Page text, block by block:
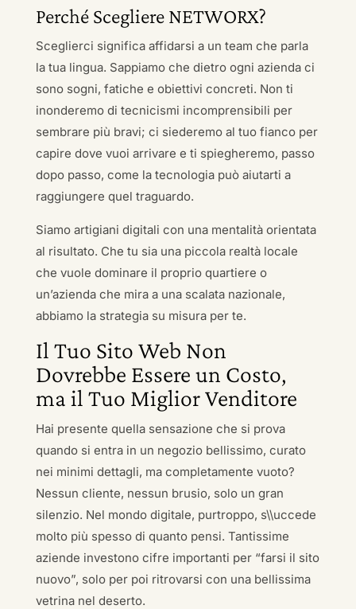
Perché Scegliere NETWORX?
Sceglierci significa affidarsi a un team che parla
la tua lingua. Sappiamo che dietro ogni azienda ci
sono sogni, fatiche e obiettivi concreti. Non ti
inonderemo di tecnicismi incomprensibili per
sembrare più bravi; ci siederemo al tuo fianco per
capire dove vuoi arrivare e ti spiegheremo, passo
dopo passo, come la tecnologia può aiutarti a
raggiungere quel traguardo.
Siamo artigiani digitali con una mentalità orientata
al risultato. Che tu sia una piccola realtà locale
che vuole dominare il proprio quartiere o
un’azienda che mira a una scalata nazionale,
abbiamo la strategia su misura per te.
Il Tuo Sito Web Non
Dovrebbe Essere un Costo,
ma il Tuo Miglior Venditore
Hai presente quella sensazione che si prova
quando si entra in un negozio bellissimo, curato
nei minimi dettagli, ma completamente vuoto?
Nessun cliente, nessun brusio, solo un gran
silenzio. Nel mondo digitale, purtroppo, s\\uccede
molto più spesso di quanto pensi. Tantissime
aziende investono cifre importanti per “farsi il sito
nuovo”, solo per poi ritrovarsi con una bellissima
vetrina nel deserto.